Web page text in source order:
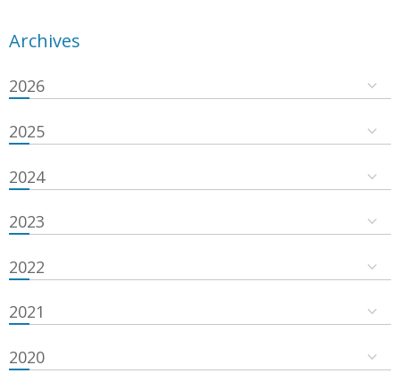
Archives
2026
2025
2024
2023
2022
2021
2020